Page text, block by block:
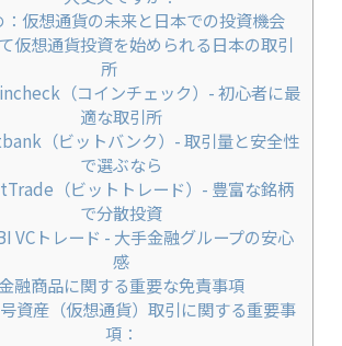
：仮想通貨の未来と日本での投資機会
仮想通貨投資を始められる日本の取引
所
（コインチェック）- 初心者に最
適な取引所
（ビットバンク）- 取引量と安全性
で選ぶなら
（ビットトレード）- 豊富な銘柄
で分散投資
VCトレード - 大手金融グループの安心
感
融商品に関する重要な免責事項
資産（仮想通貨）取引に関する重要事
項：